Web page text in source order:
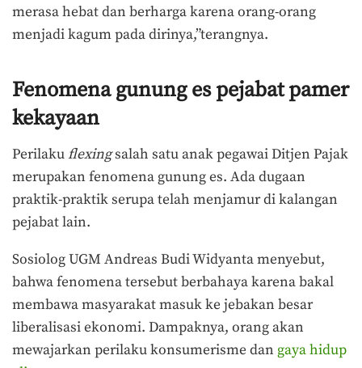
merasa hebat dan berharga karena orang-orang
menjadi kagum pada dirinya,”terangnya.
Fenomena gunung espejabat pamer
kekayaan
Perilakuflexingsalah satu anak pegawai Ditjen Pajak
merupakan fenomena gunung es. Ada dugaan
praktik-praktik serupa telah menjamur di kalangan
pejabat lain.
Sosiolog UGM Andreas Budi Widyanta menyebut,
bahwa fenomena tersebut berbahaya karena bakal
membawa masyarakat masuk ke jebakan besar
liberalisasi ekonomi. Dampaknya, orang akan
mewajarkan perilaku konsumerisme dan gaya hidup